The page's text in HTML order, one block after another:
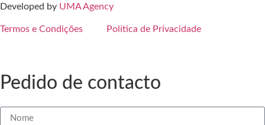
Developed by UMA Agency
Termos e Condições Política de Privacidade
Pedido de contacto